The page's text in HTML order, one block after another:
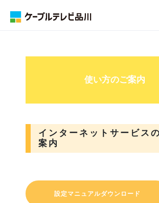
使い方のご案内
インターネットサービス
案内
設定マニュアルダウンロード